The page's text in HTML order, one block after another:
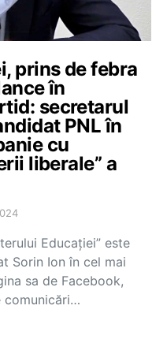
prins de febra
în
secretarul
PNL în
cu
liberale” a
Educației” este
Sorin Ion în cel mai
sa de Facebook,
comunicări…